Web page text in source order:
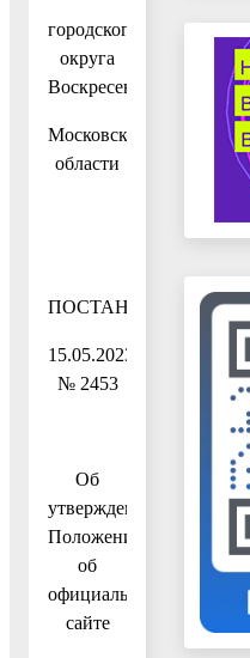
городского
округа
Воскресенск
Московской
области
ПОСТАНОВЛЕНИЕ
15.05.2023
№ 2453
Об
утверждении
Положения
об
официальном
сайте